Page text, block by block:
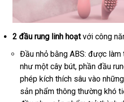
2 đầu rung linh hoạt tận
nơi
với công
Đầu nhỏ bằng ABS: chính
hãng
được làm
như một cây bútnội
địa
, phần đầu
phép kích thích sâu vào Mỹ
sản phẩm thông thường khó